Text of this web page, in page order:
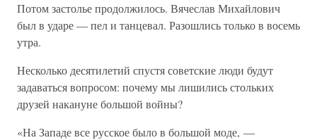
Потом застолье продолжилось. Вячеслав Михайлович
был в ударе — пел и танцевал. Разошлись только в восемь
утра.
Несколько десятилетий спустя советские люди будут
задаваться вопросом: почему мы лишились стольких
друзей накануне большой войны?
«На Западе все русское было в большой моде, —